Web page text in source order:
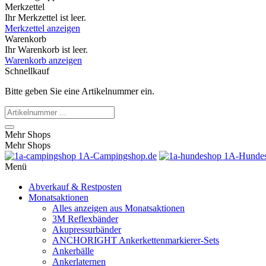
Merkzettel
Ihr Merkzettel ist leer.
Merkzettel anzeigen
Warenkorb
Ihr Warenkorb ist leer.
Warenkorb anzeigen
Schnellkauf
Bitte geben Sie eine Artikelnummer ein.
Mehr Shops
Mehr Shops
1A-Campingshop.de
1A-
Menü
Abverkauf & Restposten
Monatsaktionen
Alles anzeigen aus Monatsaktionen
3M Reflexbänder
Akupressurbänder
ANCHORIGHT Ankerkettenmarkierer-Sets
Ankerbälle
Ankerlaternen